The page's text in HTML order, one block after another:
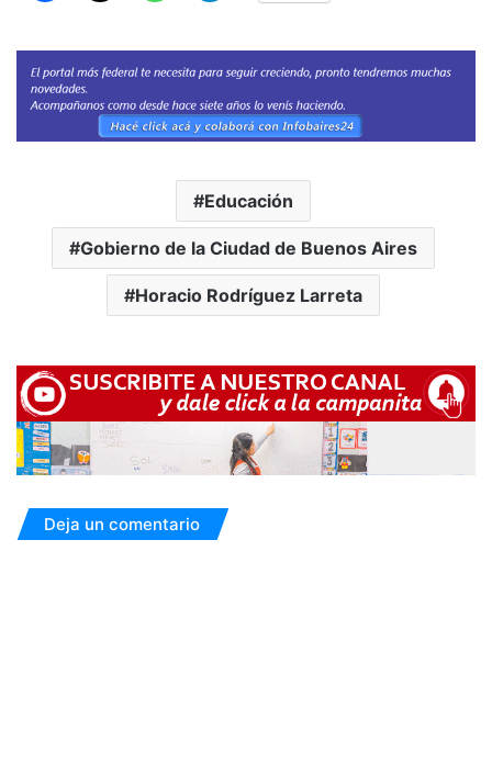
Educación
Gobierno de la Ciudad de Buenos Aires
Horacio Rodríguez Larreta
Deja un comentario